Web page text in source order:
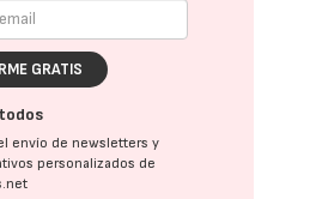
GRATIS
envío de newsletters y
personalizados de